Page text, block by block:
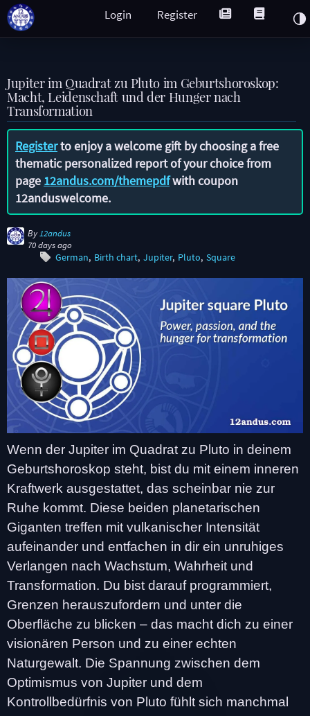
Register
Login
Jupiter im Quadrat zu Pluto im Geburtshoroskop:
Macht, Leidenschaft und der Hunger nach
Transformation
Registerto enjoy a welcome gift by choosing a free
thematic personalized report of your choice from
page 12andus.com/themepdfwith coupon
12anduswelcome.
By 12andus
70 days ago
German Birth chart Jupiter Pluto Square
Wenn der Jupiter im Quadrat zu Pluto in deinem
Geburtshoroskop steht, bist du mit einem inneren
Kraftwerk ausgestattet, das scheinbar nie zur
Ruhe kommt. Diese beiden planetarischen
Giganten treffen mit vulkanischer Intensität
aufeinander und entfachen in dir ein unruhiges
Verlangen nach Wachstum, Wahrheit und
Transformation. Du bist darauf programmiert,
Grenzen herauszufordern und unter die
Oberfläche zu blicken – das macht dich zu einer
visionären Person und zu einer echten
Naturgewalt. Die Spannung zwischen dem
Optimismus von Jupiter und dem
Kontrollbedürfnis von Pluto fühlt sich manchmal